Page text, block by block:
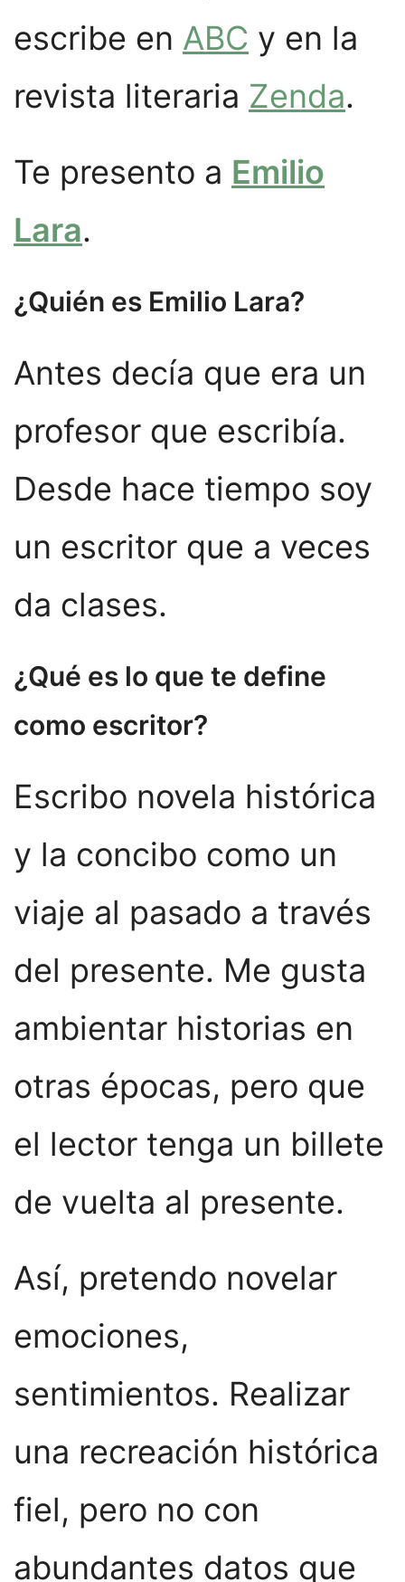
escribe en ABC y en la
revista literaria Zenda.
Te presento a Emilio
Lara.
¿Quién es Emilio Lara?
Antes decía que era un
profesor que escribía.
Desde hace tiempo soy
un escritor que a veces
da clases.
¿Qué es lo que te define
como escritor?
Escribo novela histórica
y la concibo como un
viaje al pasado a través
del presente. Me gusta
ambientar historias en
otras épocas, pero que
el lector tenga un billete
de vuelta al presente.
Así, pretendo novelar
emociones,
sentimientos. Realizar
una recreación histórica
fiel, pero no con
abundantes datos que